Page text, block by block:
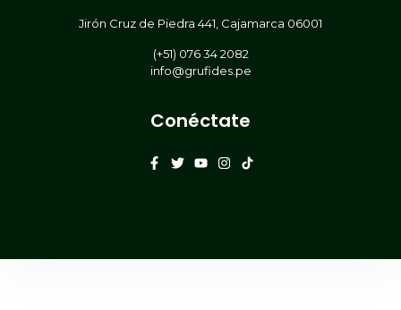
Jirón Cruz de Piedra 441, Cajamarca 06001
(+51) 076 34 2082
info@grufides.pe
Conéctate